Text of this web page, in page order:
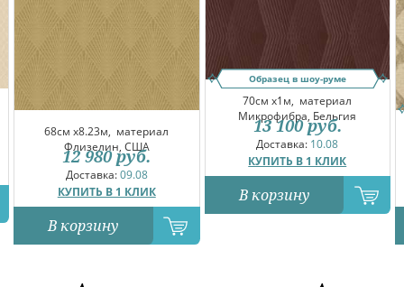
68см x8.23м, материал
Флизелин, США
Доставка:09.08
КУПИТЬ В 1 КЛИК
12 980 руб.
В корзину
Образец в шоу-руме
70см x1м, материал
Микрофибра, Бельгия
Доставка: 10.08
КУПИТЬ В 1 КЛИК
13 100 руб.
В корзину